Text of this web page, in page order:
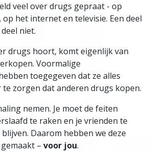
veel over drugs gepraat - op
het internet en televisie. Een deel
niet.
drugs hoort, komt eigenlijk van
Voormalige
toegegeven dat ze alles
zorgen dat anderen drugs kopen.
nemen. Je moet de feiten
te raken en je vrienden te
Daarom hebben we deze
gemaakt – voor jou.